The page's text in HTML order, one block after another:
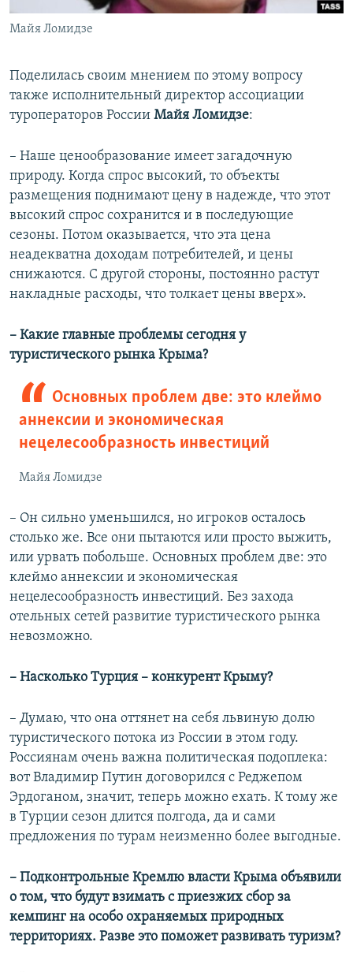
Майя Ломидзе
Поделилась своим мнением по этому вопросу
также исполнительный директор ассоциации
туроператоров России Майя Ломидзе:
– Наше ценообразование имеет загадочную
природу. Когда спрос высокий, то объекты
размещения поднимают цену в надежде, что этот
высокий спрос сохранится и в последующие
сезоны. Потом оказывается, что эта цена
неадекватна доходам потребителей, и цены
снижаются. С другой стороны, постоянно растут
накладные расходы, что толкает цены вверх».
– Какие главные проблемы сегодня у
туристического рынка Крыма?
Основных проблем две: это клеймо
аннексии и экономическая
нецелесообразность инвестиций
Майя Ломидзе
– Он сильно уменьшился, но игроков осталось
столько же. Все они пытаются или просто выжить,
или урвать побольше. Основных проблем две: это
клеймо аннексии и экономическая
нецелесообразность инвестиций. Без захода
отельных сетей развитие туристического рынка
невозможно.
– Насколько Турция – конкурент Крыму?
– Думаю, что она оттянет на себя львиную долю
туристического потока из России в этом году.
Россиянам очень важна политическая подоплека:
вот Владимир Путин договорился с Реджепом
Эрдоганом, значит, теперь можно ехать. К тому же
в Турции сезон длится полгода, да и сами
предложения по турам неизменно более выгодные.
– Подконтрольные Кремлю власти Крыма объявили
о том, что будут взимать с приезжих сбор за
кемпинг на особо охраняемых природных
территориях. Разве это поможет развивать туризм?